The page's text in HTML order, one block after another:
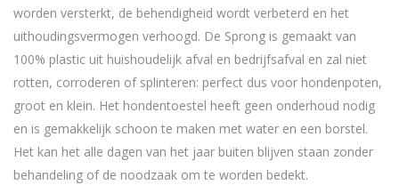
worden versterkt, de behendigheid wordt verbeterd en het
uithoudingsvermogen verhoogd. De Sprong is gemaakt van
100% plastic uit huishoudelijk afval en bedrijfsafval en zal niet
rotten, corroderen of splinteren: perfect dus voor hondenpoten,
groot en klein. Het hondentoestel heeft geen onderhoud nodig
en is gemakkelijk schoon te maken met water en een borstel.
Het kan het alle dagen van het jaar buiten blijven staan zonder
behandeling of de noodzaak om te worden bedekt.